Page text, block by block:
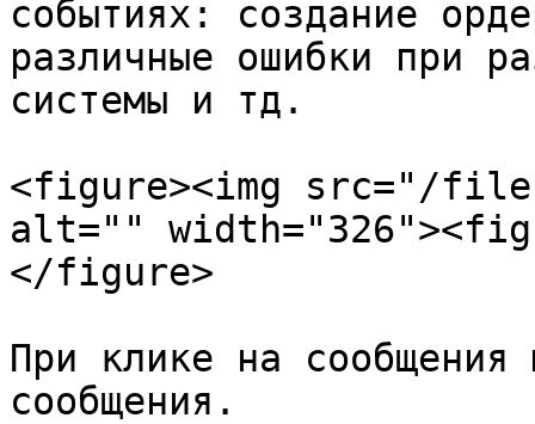
событиях: создание
различные ошибки при
системы и тд.
<figure><img src="/files/
alt=""
</figure>
При клике на сообщения
сообщения.